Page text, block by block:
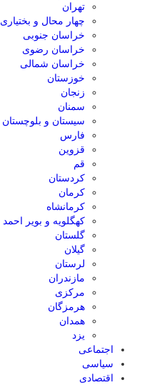
تهران
چهار محال و بختیاری
خراسان جنوبی
خراسان رضوی
خراسان شمالی
خوزستان
زنجان
سمنان
سیستان و بلوچستان
فارس
قزوین
قم
کردستان
کرمان
کرمانشاه
کهگلویه و بویر احمد
گلستان
گیلان
لرستان
مازندران
مرکزی
هرمزگان
همدان
یزد
اجتماعی
سیاسی
اقتصادی